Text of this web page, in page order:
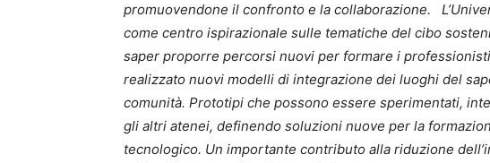
promuovendone il confronto e la collaborazione.
come centro ispirazionale sulle tematiche del cibo
saper proporre percorsi nuovi per formare i
realizzato nuovi modelli di integrazione dei luoghi del
comunità. Prototipi che possono essere sperimentati,
gli altri atenei, definendo soluzioni nuove per la
tecnologico. Un importante contributo alla riduzione